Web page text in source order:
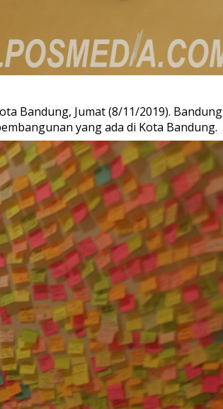
Bandung, Jumat (8/11/2019). Bandung
yang ada di Kota Bandung.